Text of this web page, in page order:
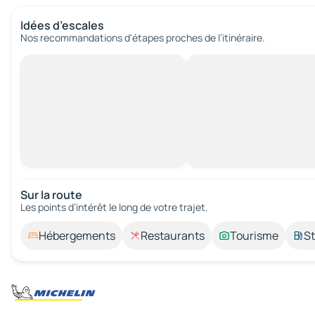
Idées d’escales
Nos recommandations d'étapes proches de l’itinéraire.
Sur la route
Les points d’intérêt le long de votre trajet.
Hébergements Restaurants Tourisme